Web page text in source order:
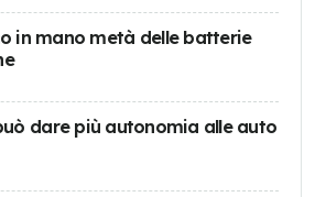
in mano metà delle batterie
dare più autonomia alle auto